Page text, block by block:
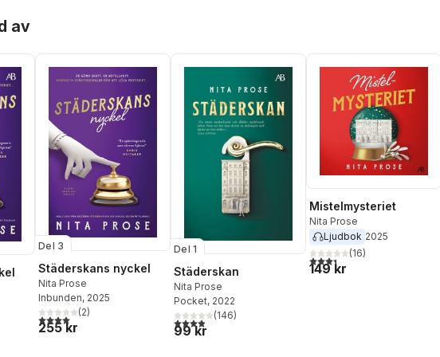
av
antal röster:
Del 3
Städerskans nyckel
Nita Prose
Inbunden, 2025
4,0utav 5 stjärnor. Totalt antal röster:
(2)
255 kr
Del 1
Städerskan
Nita Prose
Pocket, 2022
3,9utav 5 stjärnor. Totalt antal röster:
(146)
99 kr
Mistelmysteriet
Nita Prose
Ljudbok 2025
3,4utav 5 stjärnor. Totalt
(16)
149 kr